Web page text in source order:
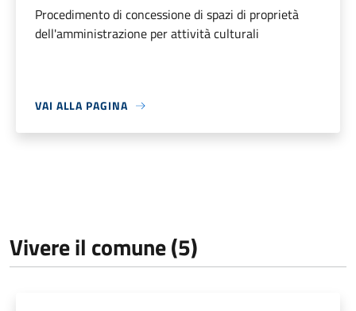
Procedimento di concessione di spazi di proprietà
dell'amministrazione per attività culturali
VAI ALLA PAGINA
Vivere il comune (5)